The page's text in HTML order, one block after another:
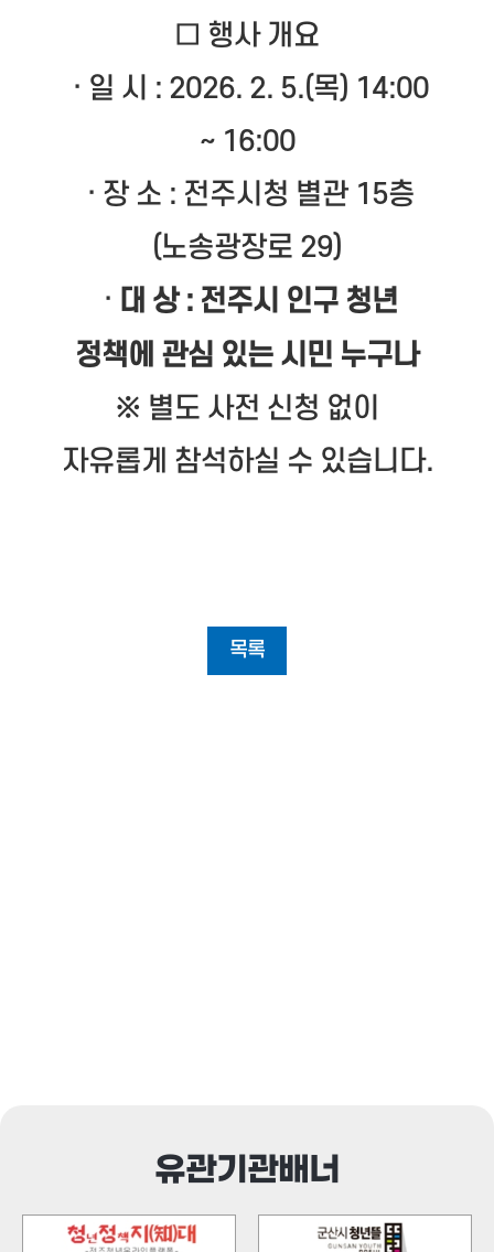
□ 행사 개요
· 일 시 : 2026. 2. 5.(목) 14:00
~ 16:00
· 장 소 : 전주시청 별관 15층
(노송광장로 29)
· 대 상 : 전주시 인구 청년
정책에 관심 있는 시민 누구나
※ 별도 사전 신청 없이
자유롭게 참석하실 수 있습니다.
목록
유관기관배너